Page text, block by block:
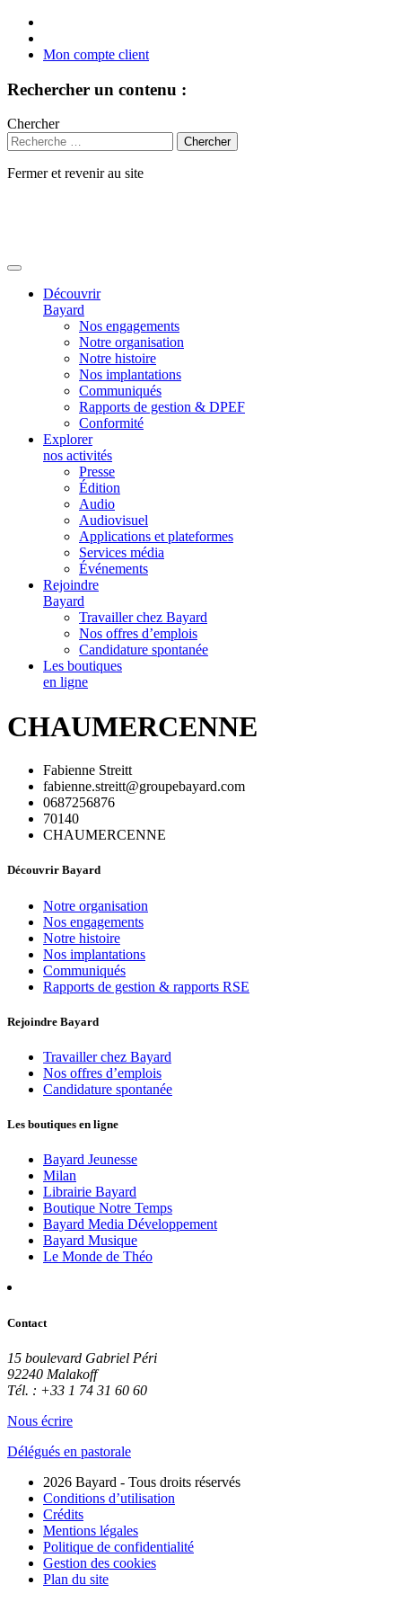
Mon compte client
Rechercher un contenu :
Chercher
Fermer et revenir au site
Découvrir
Bayard
Nos engagements
Notre organisation
Notre histoire
Nos implantations
Communiqués
Rapports de gestion & DPEF
Conformité
Explorer
nos activités
Presse
Édition
Audio
Audiovisuel
Applications et plateformes
Services média
Événements
Rejoindre
Bayard
Travailler chez Bayard
Nos offres d’emplois
Candidature spontanée
Les boutiques
en ligne
CHAUMERCENNE
Fabienne Streitt
fabienne.streitt@groupebayard.com
0687256876
70140
CHAUMERCENNE
Découvrir Bayard
Notre organisation
Nos engagements
Notre histoire
Nos implantations
Communiqués
Rapports de gestion & rapports RSE
Rejoindre Bayard
Travailler chez Bayard
Nos offres d’emplois
Candidature spontanée
Les boutiques en ligne
Bayard Jeunesse
Milan
Librairie Bayard
Boutique Notre Temps
Bayard Media Développement
Bayard Musique
Le Monde de Théo
Contact
15 boulevard Gabriel Péri
92240 Malakoff
Tél. : +33 1 74 31 60 60
Nous écrire
Délégués en pastorale
2026 Bayard - Tous droits réservés
Conditions d’utilisation
Crédits
Mentions légales
Politique de confidentialité
Gestion des cookies
Plan du site